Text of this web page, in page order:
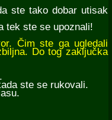
ste tako dobar utisak
ste se upoznali!
Čim ste ga ugledali
Do tog zaključka
ste se rukovali.